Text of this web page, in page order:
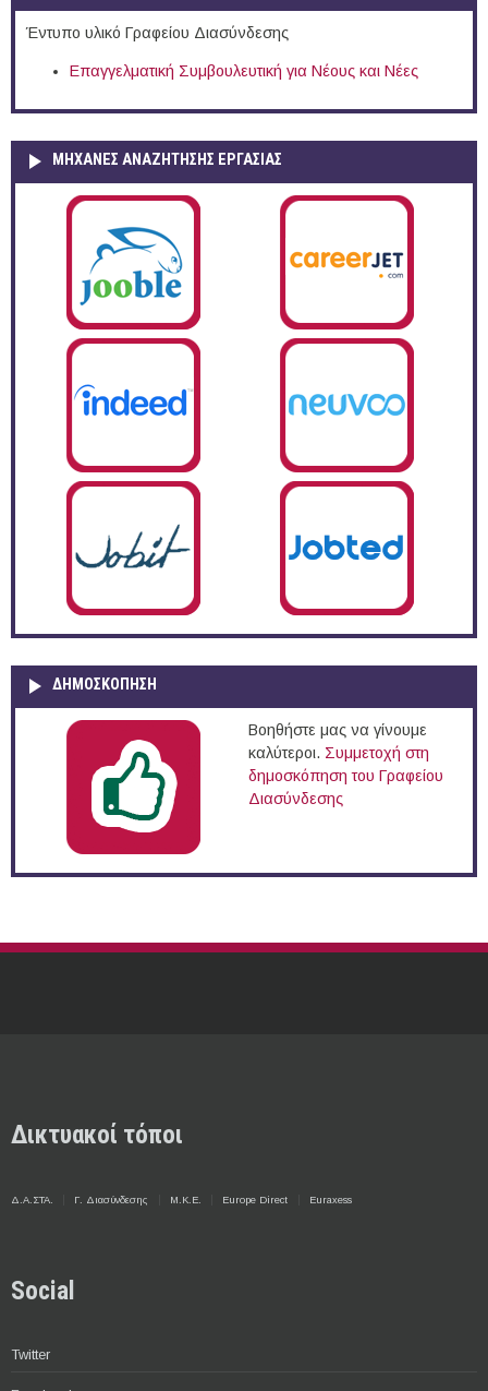
Έντυπο υλικό Γραφείου Διασύνδεσης
Επαγγελματική Συμβουλευτική για Νέους και Νέες
ΜΗΧΑΝΕΣ ΑΝΑΖΗΤΗΣΗΣ ΕΡΓΑΣΙΑΣ
ΔΗΜΟΣΚΌΠΗΣΗ
Βοηθήστε μας να γίνουμε
καλύτεροι. Συμμετοχή στη
δημοσκόπηση του Γραφείου
Διασύνδεσης
Δικτυακοί τόποι
Δ.Α.ΣΤΑ. Γ. Διασύνδεσης Μ.Κ.Ε. Europe Direct Euraxess
Social
Twitter